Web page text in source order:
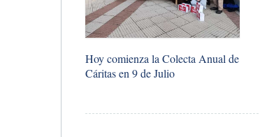
Hoy comienza la Colecta Anual de
Cáritas en 9 de Julio